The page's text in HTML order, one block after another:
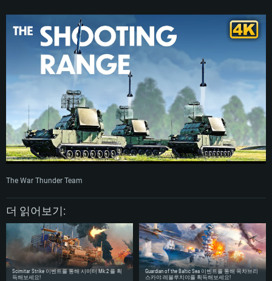
시스템 요구사항
PC
MAC
Linux
최소사양
메모리: 4GB
그래픽 카드: DirectX 11 이상을 지원하는 AMD Radeon 77XX / NVIDIA
GeForce GT 660. 최소 사양 해상도: 720p
네트워크: 브로드밴드 인터넷
여유 저장 공간: 22.1 GB (최소 클라이언트)
최소사양
메모리: 6 GB
그래픽 카드: Metal 을 지원하는 Intel Iris Pro 5200 (Mac), 혹은 이와 비슷한 성
능을 가지는 Mac 버전의 AMD/Nvidia. 최소 해상도: 720p
네트워크: 브로드밴드 인터넷
여유 저장 공간: 22.1 GB (최소 클라이언트)
최소사양
메모리: 4 GB
그래픽 카드: Vulkan 을 지원하고, 최신 그래픽 드라이버를 지원하는 NVIDIA
660 (6개월 미만) 혹은 그와 동급의 성능을 가지며 최신 그래픽 드라이버를 지
원하는 AMD (6개월 미만; 최소사양 지원 해상도 720p)
네트워크: 브로드밴드 인터넷
여유 저장 공간: 22.1 GB (최소 클라이언트)
The War Thunder Team
더 읽어보기:
Scimitar Strike 이벤트를 통해 시미터 Mk.2 를 획
득해보세요!
Guardian of the Baltic Sea 이벤트를 통해 옥차브리
스카야 레볼루치야를 획득해보세요!